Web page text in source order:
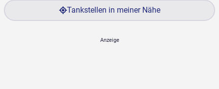
Tankstellen in meiner Nähe